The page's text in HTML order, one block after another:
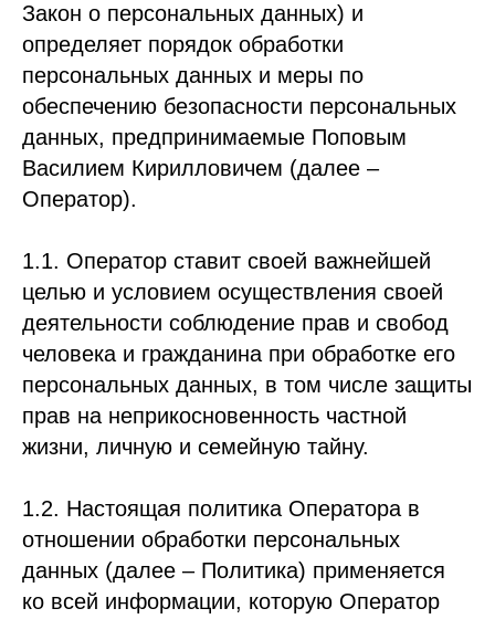
Закон о персональных данных) и
определяет порядок обработки
персональных данных и меры по
обеспечению безопасности персональных
данных, предпринимаемые Поповым
Василием Кирилловичем (далее –
Оператор).
1.1. Оператор ставит своей важнейшей
целью и условием осуществления своей
деятельности соблюдение прав и свобод
человека и гражданина при обработке его
персональных данных, в том числе защиты
прав на неприкосновенность частной
жизни, личную и семейную тайну.
1.2. Настоящая политика Оператора в
отношении обработки персональных
данных (далее – Политика) применяется
ко всей информации, которую Оператор